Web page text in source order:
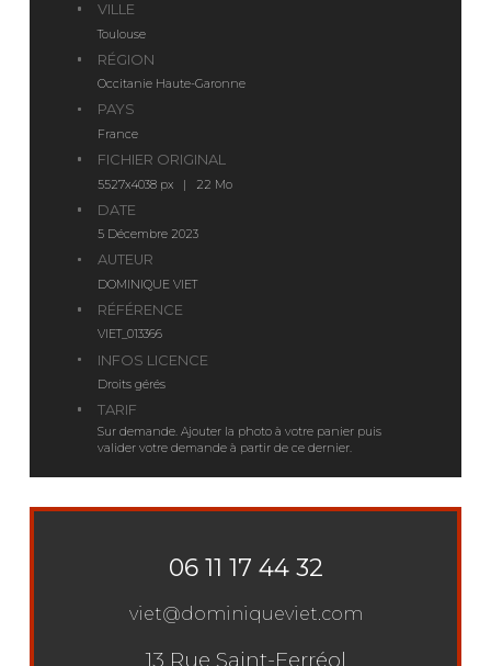
VILLE
Toulouse
RÉGION
Occitanie Haute-Garonne
PAYS
France
FICHIER ORIGINAL
5527x4038 px | 22 Mo
DATE
5 Décembre 2023
AUTEUR
DOMINIQUE VIET
RÉFÉRENCE
VIET_013366
INFOS LICENCE
Droits gérés
TARIF
Sur demande. Ajouter la photo à votre panier puis
valider votre demande à partir de ce dernier.
06 11 17 44 32
viet@dominiqueviet.com
13 Rue Saint-Ferréol